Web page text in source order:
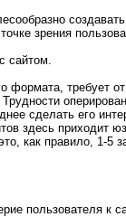
зрения
сайтом.
формата, требует
сделать его
здесь приходит
как правило, 1-
пользователя к